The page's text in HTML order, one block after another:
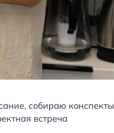
собираю конспекты
встреча